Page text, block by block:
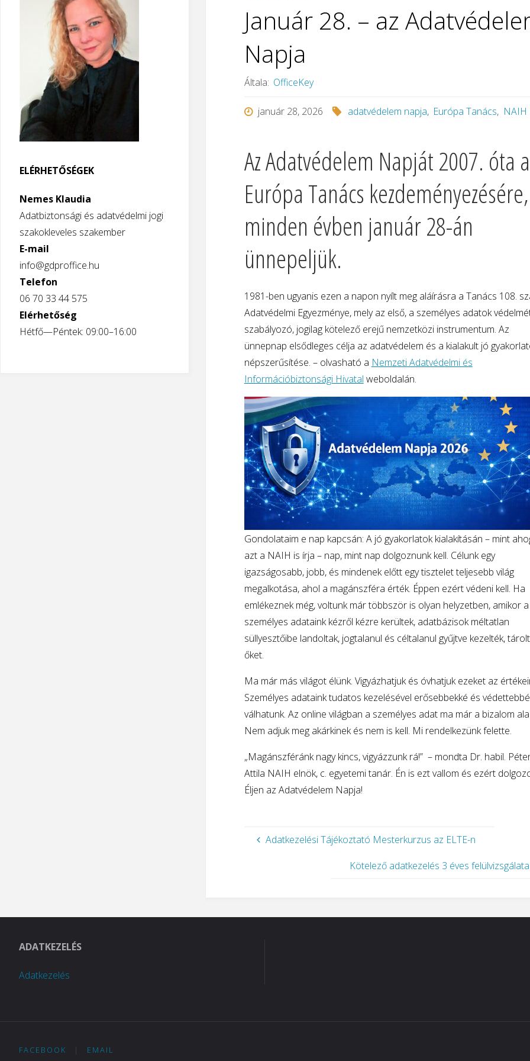
Január 28. – az
Napja
Általa: OfficeKey
január 28, 2026 adatvédelem napja, Európa Tanács, NAIH
Az Adatvédelem Napját 2007. óta
Európa Tanács kezdeményezésére,
minden évben január 28-án
ünnepeljük.
1981-ben ugyanis ezen a napon nyílt meg aláírásra a Tanács 108.
Adatvédelmi Egyezménye, mely az első, a személyes adatok
szabályozó, jogilag kötelező erejű nemzetközi instrumentum. Az
ünnepnap elsődleges célja az adatvédelem és a kialakult jó
népszerűsítése. – olvasható a Nemzeti Adatvédelmi és
Információbiztonsági Hivatal weboldalán.
Gondolataim e nap kapcsán: A jó gyakorlatok kialakításán – mint
azt a NAIH is írja – nap, mint nap dolgoznunk kell. Célunk egy
igazságosabb, jobb, és mindenek előtt egy tisztelet teljesebb világ
megalkotása, ahol a magánszféra érték. Éppen ezért védeni kell. Ha
emlékeznek még, voltunk már többször is olyan helyzetben, amikor a
személyes adataink kézről kézre kerültek, adatbázisok méltatlan
süllyesztőibe landoltak, jogtalanul és céltalanul gyűjtve kezelték,
őket.
Ma már más világot élünk. Vigyázhatjuk és óvhatjuk ezeket az
Személyes adataink tudatos kezelésével erősebbekké és védettebbé
válhatunk. Az online világban a személyes adat ma már a bizalom
Nem adjuk meg akárkinek és nem is kell. Mi rendelkezünk felette.
„Magánszféránk nagy kincs, vigyázzunk rá!” – mondta Dr. habil.
Attila NAIH elnök, c. egyetemi tanár. Én is ezt vallom és ezért
Éljen az Adatvédelem Napja!
Adatkezelési Tájékoztató Mesterkurzus az ELTE-n
Kötelező adatkezelés 3 éves felülvizsgálata
ELÉRHETŐSÉGEK
Nemes Klaudia
Adatbiztonsági és adatvédelmi jogi
szakokleveles szakember
E-mail
info@gdproffice.hu
Telefon
06 70 33 44 575
Elérhetőség
Hétfő—Péntek: 09:00–16:00
ADATKEZELÉS
Adatkezelés
FACEBOOK | EMAIL